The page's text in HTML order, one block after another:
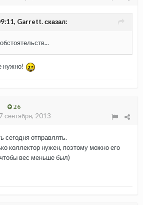
Garrett. сказал:
нужно!
26
7 сентября, 2013
сегодня отправлять.
коллектор нужен, поэтому можно его
вес меньше был)